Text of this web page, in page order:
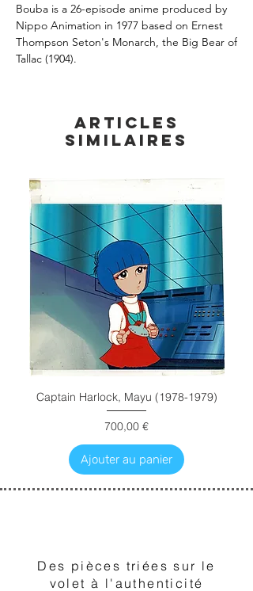
Bouba is a 26-episode anime produced by
Nippo Animation in 1977 based on Ernest
Thompson Seton's Monarch, the Big Bear of
Tallac (1904).
Articles
similaires
Captain Harlock, Mayu (1978-1979)
Prix
700,00 €
Ajouter au panier
Des pièces triées sur le
volet à l'authenticité